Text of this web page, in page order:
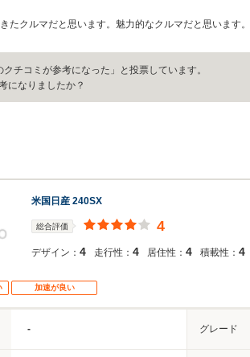
たクルマだと思います。魅力的なクルマだと思います。
チコミが参考になった」と投票しています。
になりましたか？
米国日産 240SX
総合評価 4
デザイン： 4 走行性： 4 居住性： 4 積載性： 4
加速が良い
- グレード